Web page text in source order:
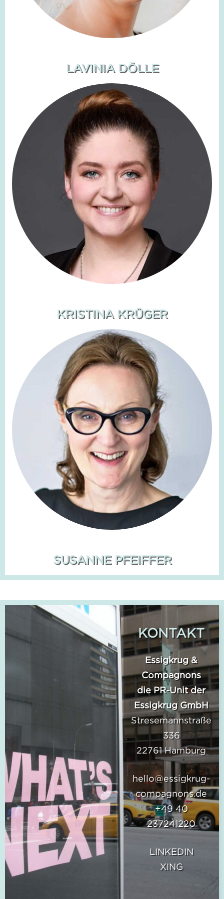
LAVINIA DÖLLE
KRISTINA KRÜGER
SUSANNE PFEIFFER
KONTAKT
Essigkrug &
Compagnons
die PR-Unit der
Essigkrug GmbH
Stresemannstraße
336
22761 Hamburg
hello@essigkrug-
compagnons.de
+49 40
237241220
LINKEDIN
XING